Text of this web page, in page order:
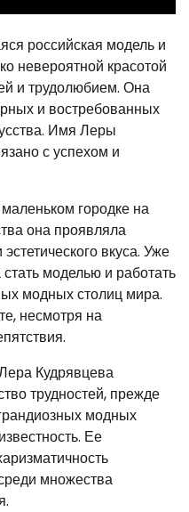
российская модель и
невероятной красотой
и трудолюбием. Она
и востребованных
Имя Леры
с успехом и
городке на
она проявляла
вкуса. Уже
моделью и работать
модных столиц мира.
несмотря на
Кудрявцева
трудностей, прежде
модных
Ее
множества